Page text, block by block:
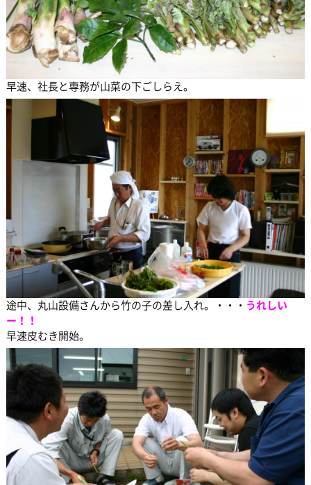
早速、社長と専務が山菜の下ごしらえ。
途中、丸山設備さんから竹の子の差し入れ。・・・ うれしい
ー！！
早速皮むき開始。